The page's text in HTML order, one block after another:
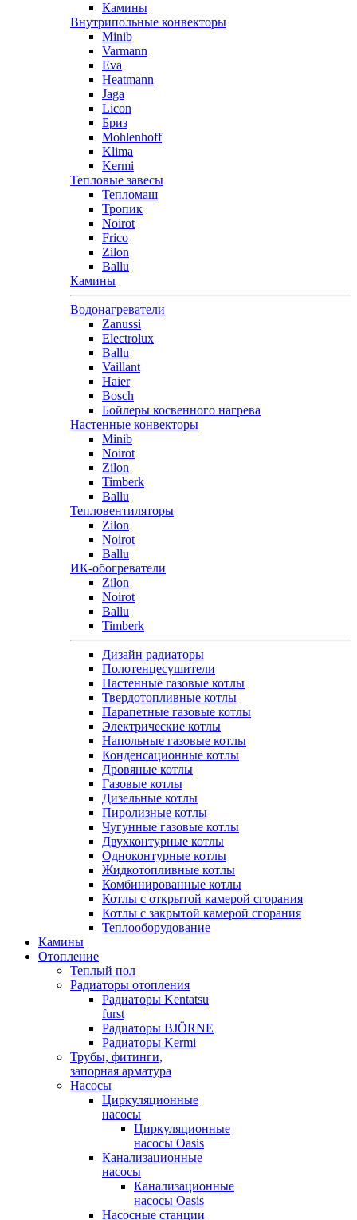
Камины
Внутрипольные конвекторы
Minib
Varmann
Eva
Heatmann
Jaga
Licon
Бриз
Mohlenhoff
Klima
Kermi
Тепловые завесы
Тепломаш
Тропик
Noirot
Frico
Zilon
Ballu
Камины
Водонагреватели
Zanussi
Electrolux
Ballu
Vaillant
Haier
Bosch
Бойлеры косвенного нагрева
Настенные конвекторы
Minib
Noirot
Zilon
Timberk
Ballu
Тепловентиляторы
Zilon
Noirot
Ballu
ИК-обогреватели
Zilon
Noirot
Ballu
Timberk
Дизайн радиаторы
Полотенцесушители
Настенные газовые котлы
Твердотопливные котлы
Парапетные газовые котлы
Электрические котлы
Напольные газовые котлы
Конденсационные котлы
Дровяные котлы
Газовые котлы
Дизельные котлы
Пиролизные котлы
Чугунные газовые котлы
Двухконтурные котлы
Одноконтурные котлы
Жидкотопливные котлы
Комбинированные котлы
Котлы с открытой камерой сгорания
Котлы с закрытой камерой сгорания
Теплооборудование
Камины
Отопление
Теплый пол
Радиаторы отопления
Радиаторы Kentatsu
furst
Радиаторы BJÖRNE
Радиаторы Kermi
Трубы, фитинги,
запорная арматура
Насосы
Циркуляционные
насосы
Циркуляционные
насосы Oasis
Канализационные
насосы
Канализационные
насосы Oasis
Насосные станции